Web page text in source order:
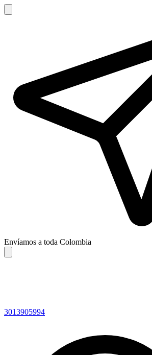
Envíamos a toda Colombia
3013905994